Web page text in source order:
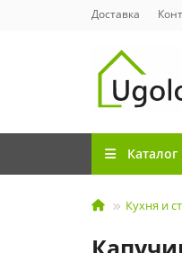
Доставка
Каталог
Кухня и